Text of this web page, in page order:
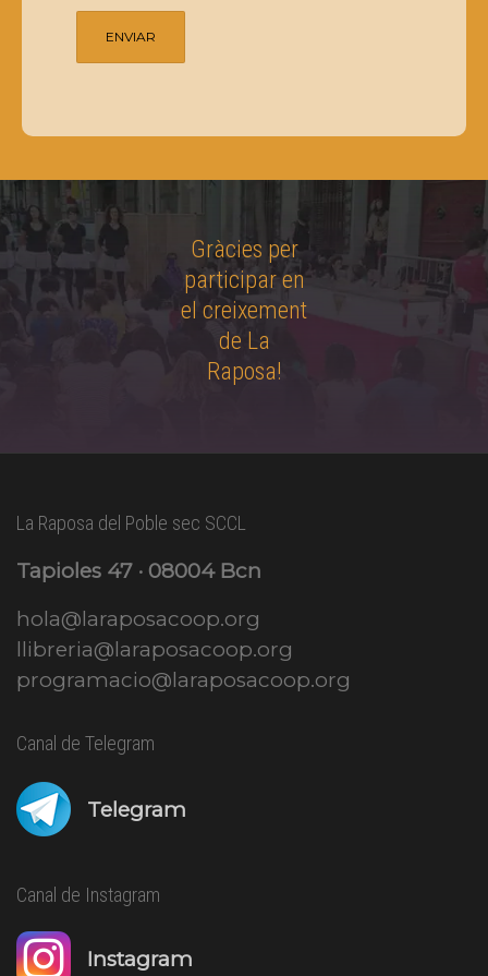
Gràcies per
participar en
el creixement
de La
Raposa!
La Raposa del Poble sec SCCL
Tapioles 47 · 08004 Bcn
hola@laraposacoop.org
llibreria@laraposacoop.org
programacio@laraposacoop.org
Canal de Telegram
Telegram
Canal de Instagram
Instagram